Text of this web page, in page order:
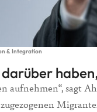
& Integration
aufnehmen“, sagt